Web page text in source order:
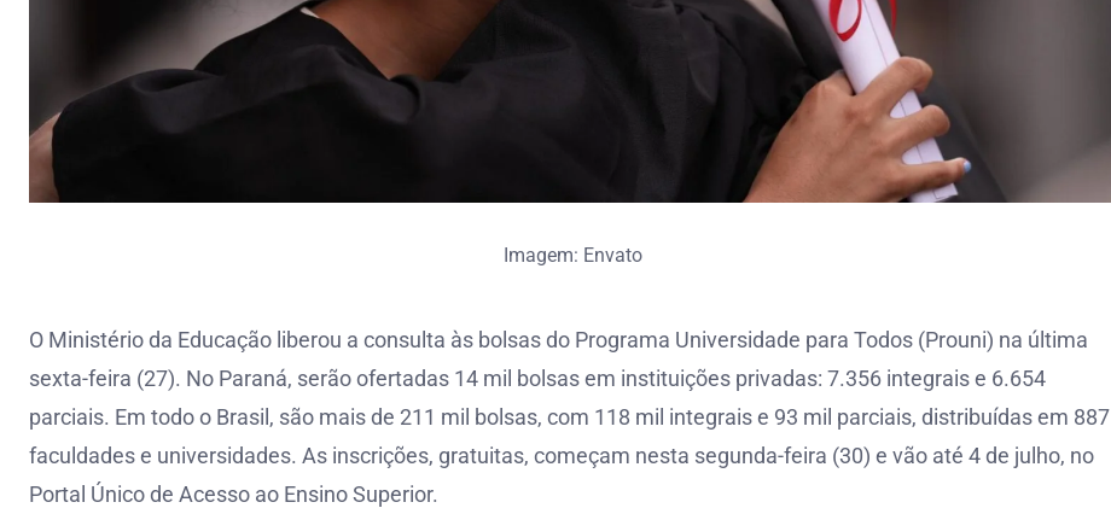
Imagem: Envato
O Ministério da Educação liberou a consulta às bolsas do Programa Universidade para Todos (Prouni) na última
sexta-feira (27). No Paraná, serão ofertadas 14 mil bolsas em instituições privadas: 7.356 integrais e 6.654
parciais. Em todo o Brasil, são mais de 211 mil bolsas, com 118 mil integrais e 93 mil parciais, distribuídas em 887
faculdades e universidades. As inscrições, gratuitas, começam nesta segunda-feira (30) e vão até 4 de julho, no
Portal Único de Acesso ao Ensino Superior.